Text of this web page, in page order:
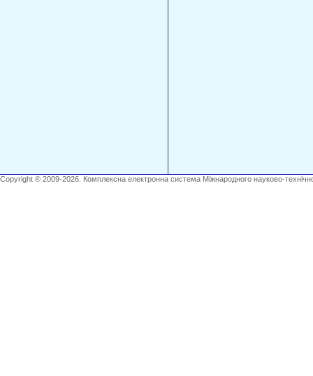
Copyright ® 2009-2026. Комплексна електронна система Міжнародного науково-